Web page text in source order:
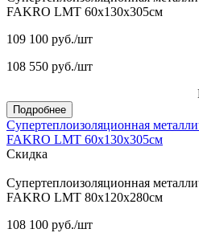
FAKRO LMT 60х130х305см
109 100 руб./шт
108 550 руб./шт
Подробнее
Супертеплоизоляционная
FAKRO LMT 60х130х305см
Скидка
Супертеплоизоляционная
FAKRO LMT 80х120х280см
108 100 руб./шт